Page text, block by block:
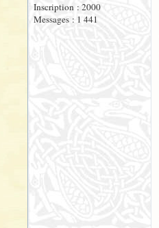
Inscription : 2000
Messages : 1 441